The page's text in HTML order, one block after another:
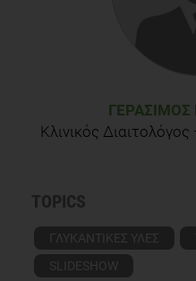
Κλινικός
TOPICS
ΓΛΥΚΑΝΤΙΚΕΣ ΥΛΕΣ
SLIDESHOW